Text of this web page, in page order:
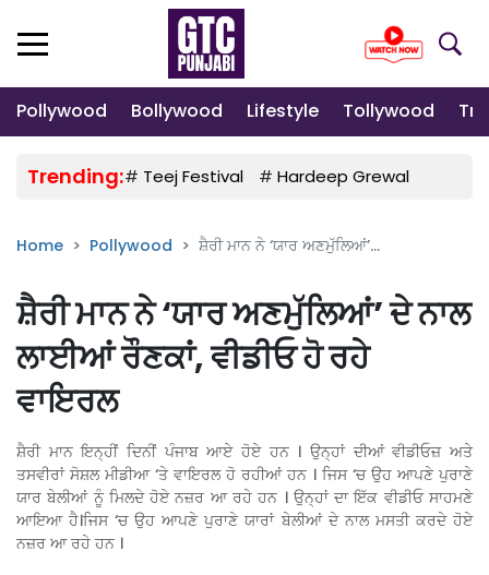
Pollywood Bollywood Lifestyle Tollywood
Trending:# Teej Festival # Hardeep Grewal
Home Pollywood ਸ਼ੈਰੀ ਮਾਨ ਨੇ ‘ਯਾਰ ਅਣਮੁੱਲਿਆਂ’...
ਸ਼ੈਰੀ ਮਾਨ ਨੇ ‘ਯਾਰ ਅਣਮੁੱਲਿਆਂ’ ਦੇ ਨਾਲ
ਲਾਈਆਂ ਰੌਣਕਾਂ, ਵੀਡੀਓ ਹੋ ਰਹੇ
ਵਾਇਰਲ
ਸ਼ੈਰੀ ਮਾਨ ਇਨ੍ਹੀਂ ਦਿਨੀਂ ਪੰਜਾਬ ਆਏ ਹੋਏ ਹਨ । ਉਨ੍ਹਾਂ ਦੀਆਂ ਵੀਡੀਓਜ਼ ਅਤੇ
ਤਸਵੀਰਾਂ ਸੋਸ਼ਲ ਮੀਡੀਆ ‘ਤੇ ਵਾਇਰਲ ਹੋ ਰਹੀਆਂ ਹਨ । ਜਿਸ ‘ਚ ਉਹ ਆਪਣੇ ਪੁਰਾਣੇ
ਯਾਰ ਬੇਲੀਆਂ ਨੂੰ ਮਿਲਦੇ ਹੋਏ ਨਜ਼ਰ ਆ ਰਹੇ ਹਨ । ਉਨ੍ਹਾਂ ਦਾ ਇੱਕ ਵੀਡੀਓ ਸਾਹਮਣੇ
ਆਇਆ ਹੈ।ਜਿਸ ‘ਚ ਉਹ ਆਪਣੇ ਪੁਰਾਣੇ ਯਾਰਾਂ ਬੇਲੀਆਂ ਦੇ ਨਾਲ ਮਸਤੀ ਕਰਦੇ ਹੋਏ
ਨਜ਼ਰ ਆ ਰਹੇ ਹਨ ।